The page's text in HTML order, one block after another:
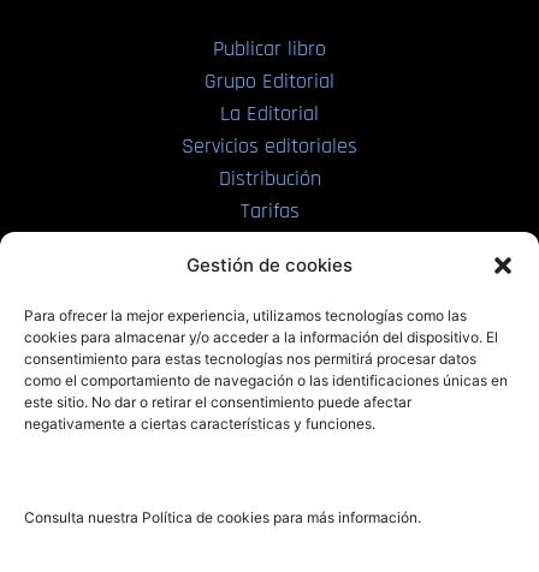
Gestión de cookies
Para ofrecer la mejor experiencia, utilizamos tecnologías como las
cookies para almacenar y/o acceder a la información del dispositivo. El
consentimiento para estas tecnologías nos permitirá procesar datos
como el comportamiento de navegación o las identificaciones únicas en
este sitio. No dar o retirar el consentimiento puede afectar
negativamente a ciertas características y funciones.
Consulta nuestra Política de cookies para más información.
Publicar libro
Grupo Editorial
La Editorial
Servicios editoriales
Distribución
Tarifas
PRL | Films
PRL | Play
PRL | LAB
Noticias